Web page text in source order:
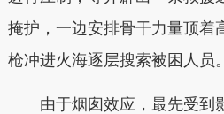
掩护，一边安排骨干力量顶着
枪冲进火海逐层搜索被困人员。
由于烟囱效应，最先受到